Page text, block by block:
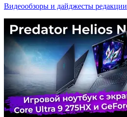
Видеообзоры и дайджесты редакции